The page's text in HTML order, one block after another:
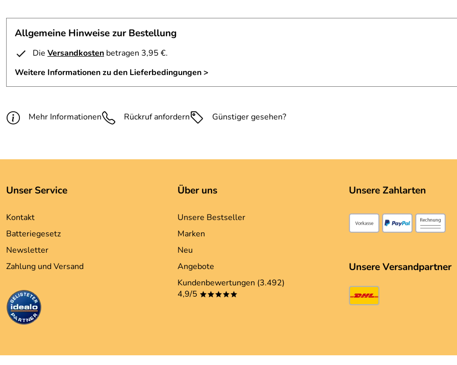
Allgemeine Hinweise zur Bestellung
Die Versandkosten betragen 3,95 €.
Weitere Informationen zu den Lieferbedingungen >
Mehr Informationen Rückruf anfordern Günstiger gesehen?
Unser Service
Kontakt
Batteriegesetz
Newsletter
Zahlung und Versand
Über uns
Unsere Bestseller
Marken
Neu
Angebote
Kundenbewertungen (3.492)
4,9/5 *****
Unsere Zahlarten
Unsere Versandpartner